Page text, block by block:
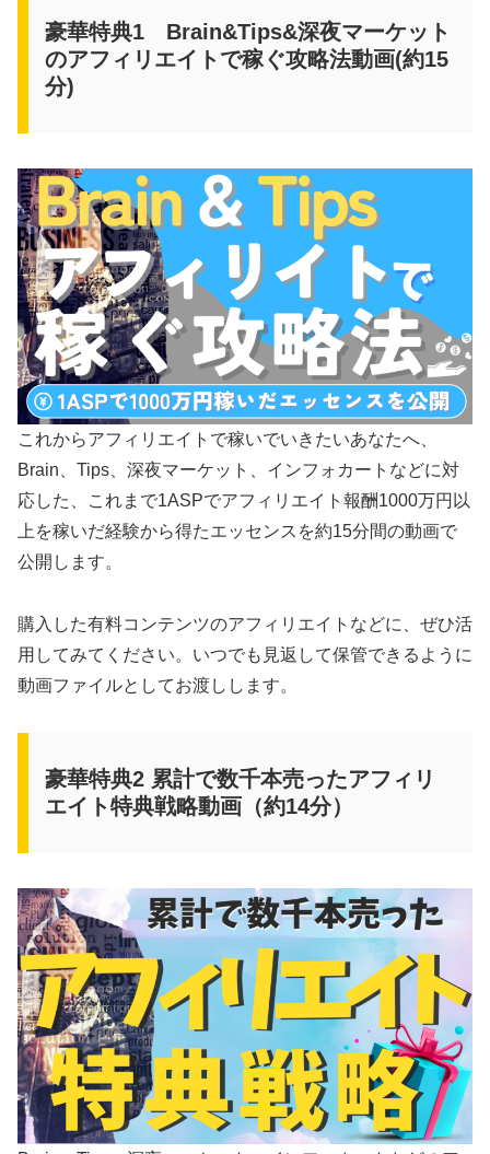
豪華特典1 Brain&Tips&深夜マーケット
のアフィリエイトで稼ぐ攻略法動画(約15
分)
これからアフィリエイトで稼いでいきたいあなたへ、
Brain、Tips、深夜マーケット、インフォカートなどに対
応した、これまで1ASPでアフィリエイト報酬1000万円以
上を稼いだ経験から得たエッセンスを約15分間の動画で
公開します。
購入した有料コンテンツのアフィリエイトなどに、ぜひ活
用してみてください。いつでも見返して保管できるように
動画ファイルとしてお渡しします。
豪華特典2 累計で数千本売ったアフィリ
エイト特典戦略動画（約14分）